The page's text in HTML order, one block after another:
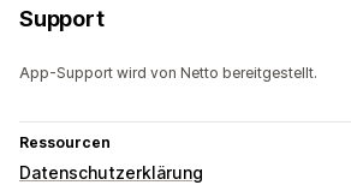
Support
App-Support wird von Netto bereitgestellt.
Ressourcen
Datenschutzerklärung